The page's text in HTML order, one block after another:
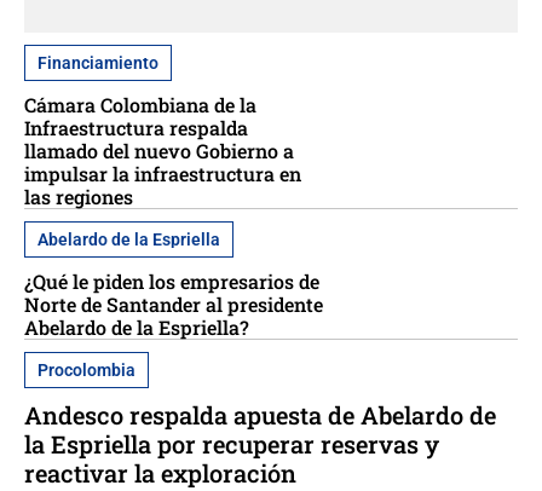
Financiamiento
Cámara Colombiana de la
Infraestructura respalda
llamado del nuevo Gobierno a
impulsar la infraestructura en
las regiones
Abelardo de la Espriella
¿Qué le piden los empresarios de
Norte de Santander al presidente
Abelardo de la Espriella?
Procolombia
Andesco respalda apuesta de Abelardo de
la Espriella por recuperar reservas y
reactivar la exploración